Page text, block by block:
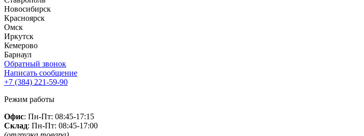
Новосибирск
Красноярск
Омск
Иркутск
Кемерово
Барнаул
Обратный звонок
Написать сообщение
+7 (384) 221-59-90
Режим работы
Офис: Пн-Пт: 08:45-17:15
Склад: Пн-Пт: 08:45-17:00